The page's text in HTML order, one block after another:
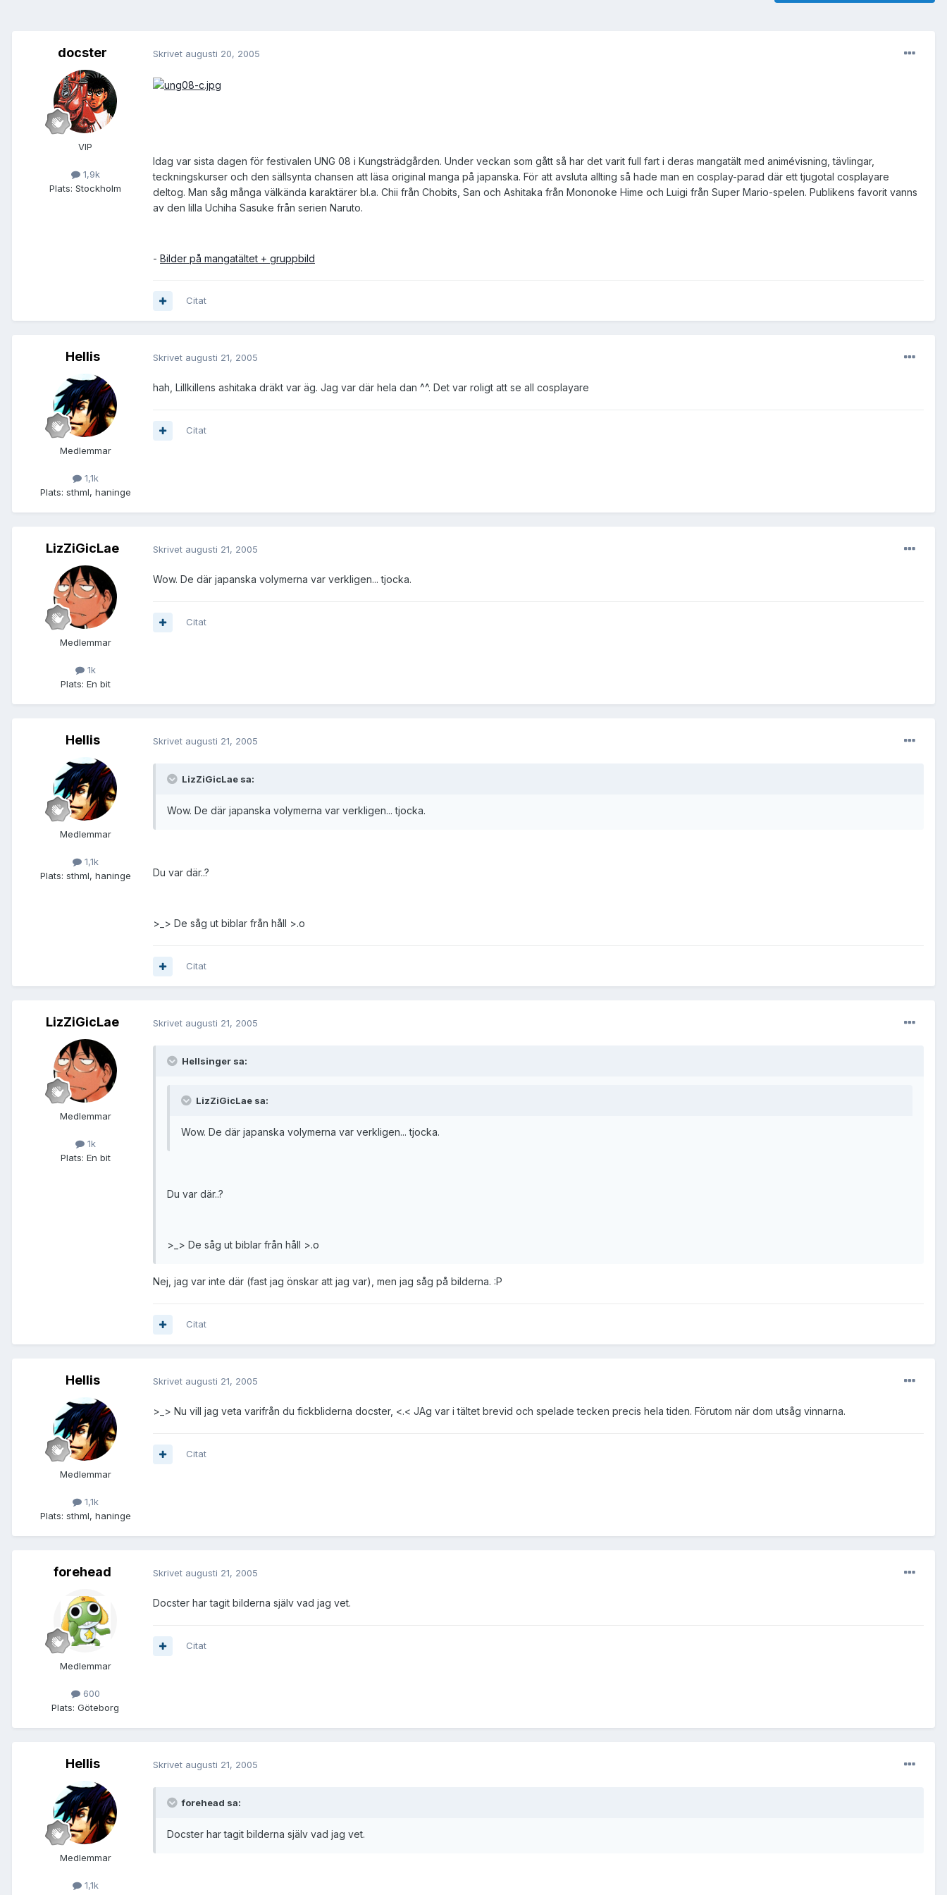
docster
VIP
1,9k
Plats: Stockholm
Skrivet augusti 20, 2005
Idag var sista dagen för festivalen UNG 08 i Kungsträdgården. Under veckan som gått så har det varit full fart i deras mangatält med animévisning, tävlingar,
teckningskurser och den sällsynta chansen att läsa original manga på japanska. För att avsluta allting så hade man en cosplay-parad där ett tjugotal cosplayare
deltog. Man såg många välkända karaktärer bl.a. Chii från Chobits, San och Ashitaka från Mononoke Hime och Luigi från Super Mario-spelen. Publikens favorit vanns
av den lilla Uchiha Sasuke från serien Naruto.
- Bilder på mangatältet + gruppbild
Citat
Hellis
Medlemmar
1,1k
Plats: sthml, haninge
Skrivet augusti 21, 2005
hah, Lillkillens ashitaka dräkt var äg. Jag var där hela dan ^^. Det var roligt att se all cosplayare
Citat
LizZiGicLae
Medlemmar
1k
Plats: En bit
Skrivet augusti 21, 2005
Wow. De där japanska volymerna var verkligen... tjocka.
Citat
Hellis
Medlemmar
1,1k
Plats: sthml, haninge
Skrivet augusti 21, 2005
LizZiGicLae sa:
Wow. De där japanska volymerna var verkligen... tjocka.
Du var där..?
>_> De såg ut biblar från håll >.o
Citat
LizZiGicLae
Medlemmar
1k
Plats: En bit
Skrivet augusti 21, 2005
Hellsinger sa:
LizZiGicLae sa:
Wow. De där japanska volymerna var verkligen... tjocka.
Du var där..?
>_> De såg ut biblar från håll >.o
Nej, jag var inte där (fast jag önskar att jag var), men jag såg på bilderna. :P
Citat
Hellis
Medlemmar
1,1k
Plats: sthml, haninge
Skrivet augusti 21, 2005
>_> Nu vill jag veta varifrån du fickbliderna docster, <.< JAg var i tältet brevid och spelade tecken precis hela tiden. Förutom när dom utsåg vinnarna.
Citat
forehead
Medlemmar
600
Plats: Göteborg
Skrivet augusti 21, 2005
Docster har tagit bilderna själv vad jag vet.
Citat
Hellis
Medlemmar
1,1k
Skrivet augusti 21, 2005
forehead sa:
Docster har tagit bilderna själv vad jag vet.